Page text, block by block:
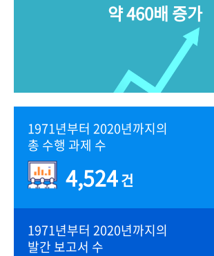
약 460배 증가
1971년부터 2020년까지의
총 수행 과제 수
4,524건
1971년부터 2020년까지의
발간 보고서 수